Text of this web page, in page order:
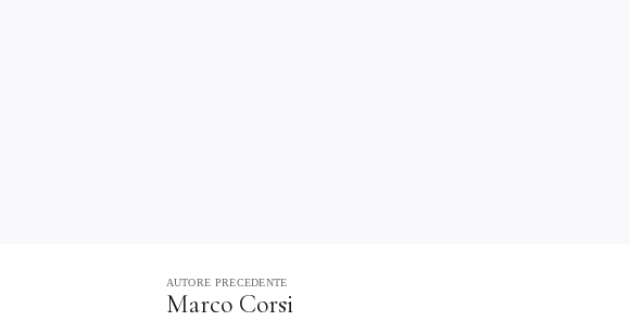
AUTORE PRECEDENTE
Marco Corsi